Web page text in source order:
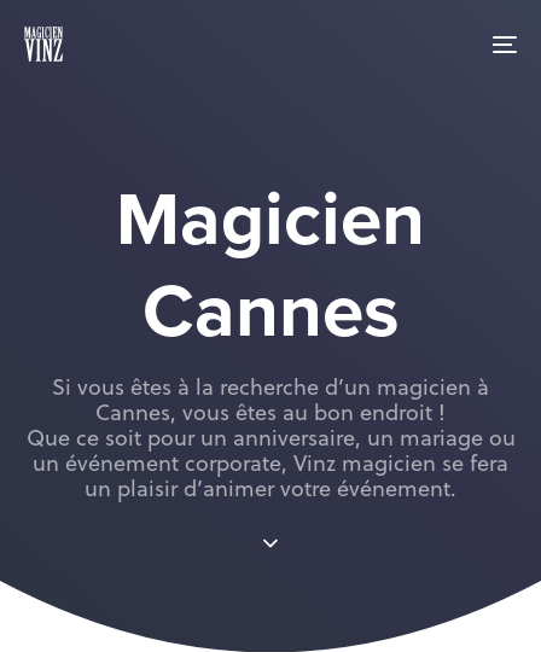
links
Magicien
Cannes
Si vous êtes à la recherche d’un magicien à
Cannes, vous êtes au bon endroit !
Que ce soit pour un anniversaire, un mariage ou
un événement corporate, Vinz magicien se fera
un plaisir d’animer votre événement.